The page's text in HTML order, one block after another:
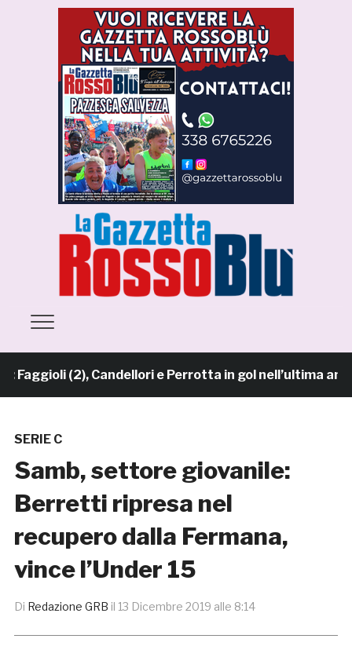
(2), Candellori e Perrotta in gol nell’ultima
SERIE C
Samb, settore giovanile:
Berretti ripresa nel
recupero dalla Fermana,
vince l’Under 15
Di Redazione GRB il 13 Dicembre 2019 alle 8:14